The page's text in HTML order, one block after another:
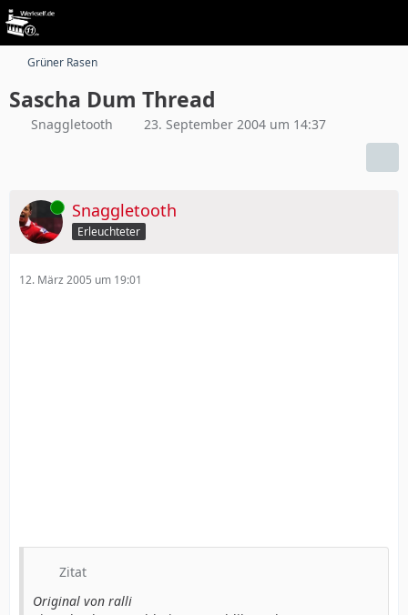
Grüner Rasen
Sascha Dum Thread
Snaggletooth 23. September 2004 um 14:37
Online Snaggletooth
Erleuchteter
12. März 2005 um 19:01
Zitat
Original von ralli